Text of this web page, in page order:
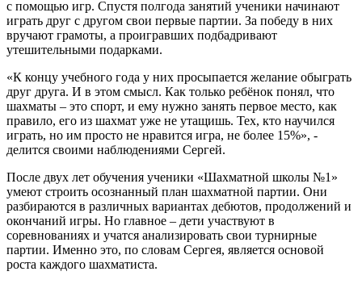
с помощью игр. Спустя полгода занятий ученики начинают
играть друг с другом свои первые партии. За победу в них
вручают грамоты, а проигравших подбадривают
утешительными подарками.
«К концу учебного года у них просыпается желание обыграть
друг друга. И в этом смысл. Как только ребёнок понял, что
шахматы – это спорт, и ему нужно занять первое место, как
правило, его из шахмат уже не утащишь. Тех, кто научился
играть, но им просто не нравится игра, не более 15%», -
делится своими наблюдениями Сергей.
После двух лет обучения ученики «Шахматной школы №1»
умеют строить осознанный план шахматной партии. Они
разбираются в различных вариантах дебютов, продолжений и
окончаний игры. Но главное – дети участвуют в
соревнованиях и учатся анализировать свои турнирные
партии. Именно это, по словам Сергея, является основой
роста каждого шахматиста.